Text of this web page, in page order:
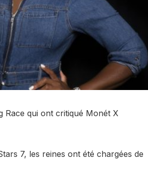
Race qui ont critiqué Monét X
7, les reines ont été chargées de